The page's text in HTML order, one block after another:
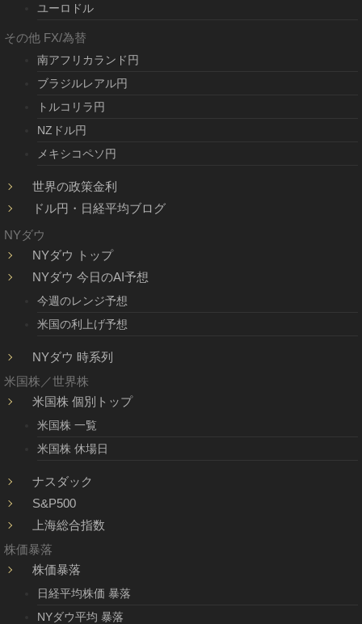
ユーロドル
その他 FX/為替
南アフリカランド円
ブラジルレアル円
トルコリラ円
NZドル円
メキシコペソ円
世界の政策金利
ドル円・日経平均ブログ
NYダウ
NYダウ トップ
NYダウ 今日のAI予想
今週のレンジ予想
米国の利上げ予想
NYダウ 時系列
米国株／世界株
米国株 個別トップ
米国株 一覧
米国株 休場日
ナスダック
S&P500
上海総合指数
株価暴落
株価暴落
日経平均株価 暴落
NYダウ平均 暴落